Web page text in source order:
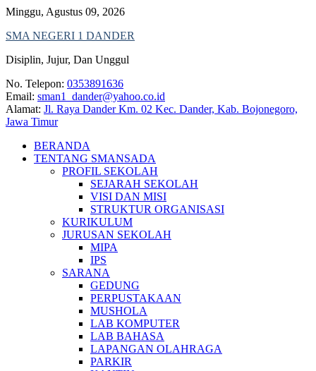
Skip
content
Minggu, Agustus 09, 2026
SMA NEGERI 1 DANDER
Disiplin, Jujur, Dan Unggul
No. Telepon: 0353891636
Email: sman1_dander@yahoo.co.id
Alamat: Jl. Raya Dander Km. 02 Kec. Dander, Kab. Bojonegoro,
Jawa Timur
BERANDA
TENTANG SMANSADA
PROFIL SEKOLAH
SEJARAH SEKOLAH
VISI DAN MISI
STRUKTUR ORGANISASI
KURIKULUM
JURUSAN SEKOLAH
MIPA
IPS
SARANA
GEDUNG
PERPUSTAKAAN
MUSHOLA
LAB KOMPUTER
LAB BAHASA
LAPANGAN OLAHRAGA
PARKIR